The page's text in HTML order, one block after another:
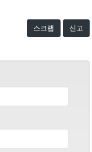
스크랩 신고